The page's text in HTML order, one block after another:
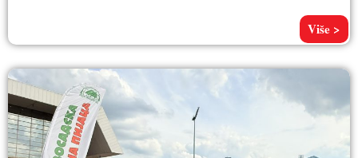
Više >